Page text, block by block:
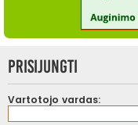
Prisijungti
Vartotojo vardas: